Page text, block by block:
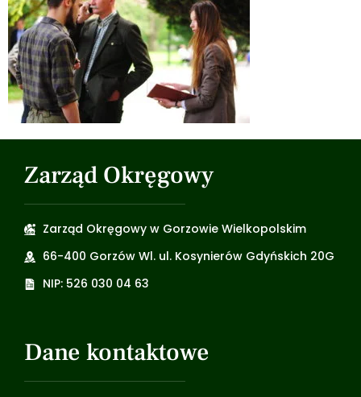
Zarząd Okręgowy
Zarząd Okręgowy w Gorzowie Wielkopolskim
66-400 Gorzów Wl. ul. Kosynierów Gdyńskich 20G
NIP: 526 030 04 63
Dane kontaktowe